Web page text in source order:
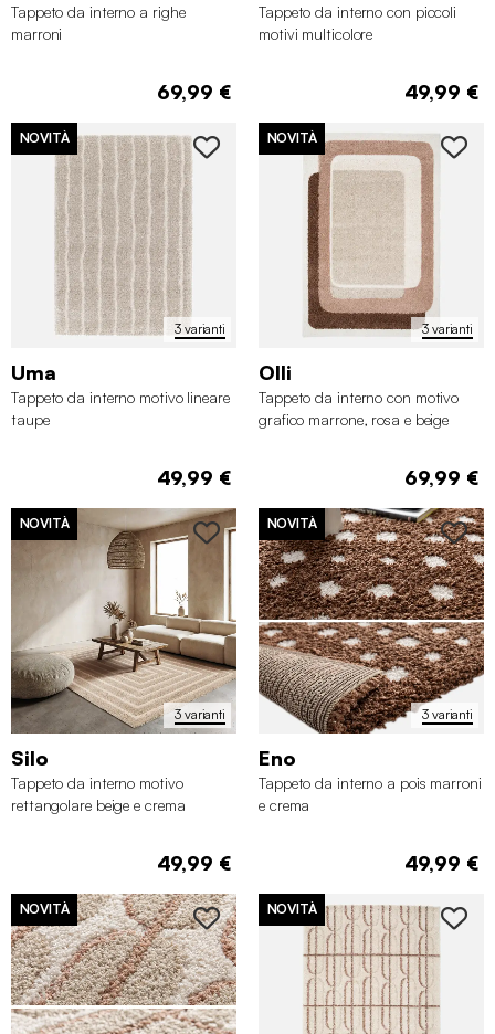
Tappeto da interno a righe
marroni
69,99 €
Tappeto da interno con piccoli
motivi multicolore
49,99 €
3 varianti
NOVITÀ
Uma
Tappeto da interno motivo lineare
taupe
49,99 €
3 varianti
NOVITÀ
Olli
Tappeto da interno con motivo
grafico marrone, rosa e beige
69,99 €
3 varianti
NOVITÀ
Silo
Tappeto da interno motivo
rettangolare beige e crema
49,99 €
3 varianti
NOVITÀ
Eno
Tappeto da interno a pois marroni
e crema
49,99 €
NOVITÀ NOVITÀ